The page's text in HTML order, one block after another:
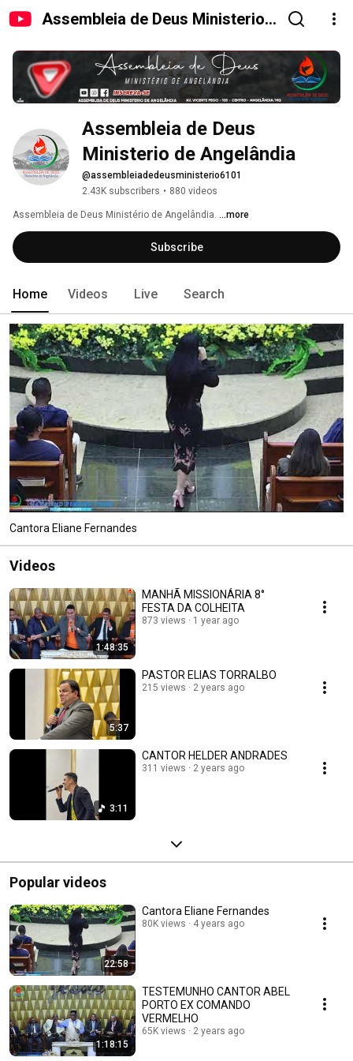
Assembleia de Deus Ministerio
Assembleia de Deus
Ministerio de Angelândia
@assembleiadedeusministerio6101
2.43K subscribers • 880 videos
Assembleia de Deus Ministério de Angelândia. ...more
Subscribe
Home Videos Live Search
Cantora Eliane Fernandes
Videos
1:48:35
MANHÃ MISSIONÁRIA 8°
FESTA DA COLHEITA
873 views 1 year ago
5:37
PASTOR ELIAS TORRALBO
215 views 2 years ago
3:11
CANTOR HELDER ANDRADES
311 views 2 years ago
Popular videos
22:58
Cantora Eliane Fernandes
80K views 4 years ago
1:18:15
TESTEMUNHO CANTOR ABEL
PORTO EX COMANDO
VERMELHO
65K views 2 years ago